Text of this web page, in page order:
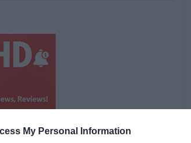
My Personal Information